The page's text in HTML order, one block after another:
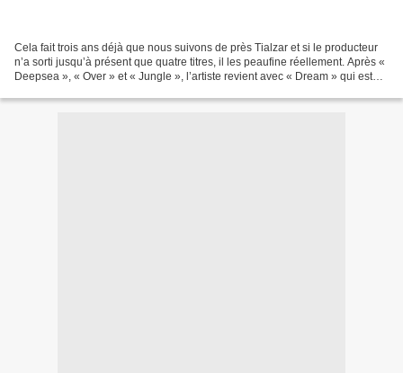
Cela fait trois ans déjà que nous suivons de près Tialzar et si le producteur
n’a sorti jusqu’à présent que quatre titres, il les peaufine réellement. Après «
Deepsea », « Over » et « Jungle », l’artiste revient avec « Dream » qui est